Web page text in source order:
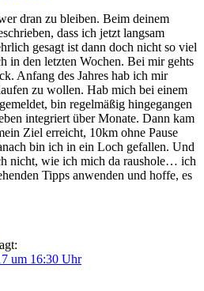
dran zu bleiben. Beim deinem
dass ich jetzt langsam
gesagt ist dann doch nicht so viel
in den letzten Wochen. Bei mir gehts
Anfang des Jahres hab ich mir
zu wollen. Hab mich bei einem
bin regelmäßig hingegangen
integriert über Monate. Dann kam
Ziel erreicht, 10km ohne Pause
bin ich in ein Loch gefallen. Und
nicht, wie ich mich da raushole… ich
Tipps anwenden und hoffe, es
um 16:30 Uhr